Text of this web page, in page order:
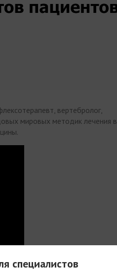
вертебролог,
мировых методик лечения в
специалистов